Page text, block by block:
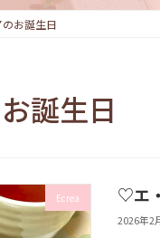
お誕生日
誕生日
Ecrea ♡エ
2026年2